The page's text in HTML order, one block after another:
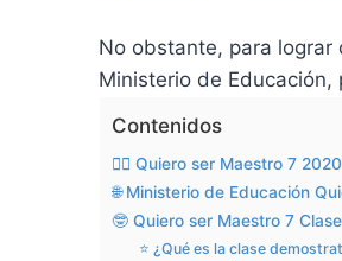
No obstante, para lograr
Ministerio de
Contenidos
💁‍♂️ Quiero ser Maestro 7 2020
🌐 Ministerio de Educación
🤓 Quiero ser Maestro 7
⭐ ¿Qué es la clase